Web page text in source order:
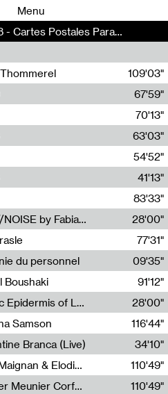
Menu
Postales Paradis (8)
109'03"
67'59"
70'13"
63'03"
54'52"
41'13"
83'33"
Radia Show #1113 : FOSSIL///NOISE by Fabiana Gibim / Wave Farm
28'00"
77'31"
du personnel
09'35"
Boushaki
91'12"
Radia Show #1112 : The Sonic Epidermis of Lake Léman by Paul Courlet / Guest Slot
28'00"
Samson
116'44"
Branca (Live)
34'10"
Écouter sans les yeux : Liza Maignan & Elodie Lecat
110'49"
Écouter sans les yeux : Esther Meunier Corfdyr
110'49"
00
00